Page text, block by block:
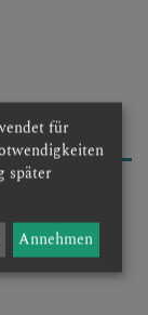
für
später
Annehmen